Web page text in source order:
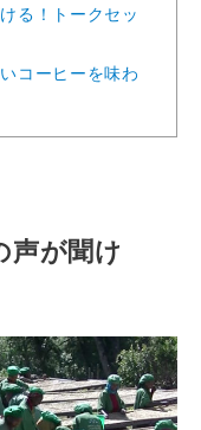
る！トークセッ
コーヒーを味わ
声が聞け